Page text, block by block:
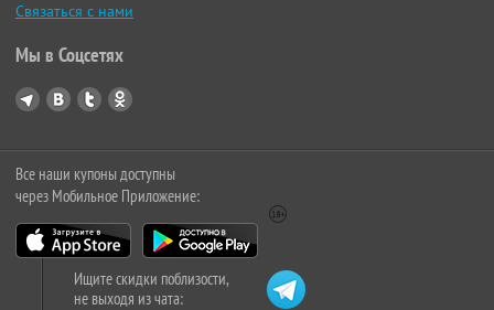
Связаться с нами
Мы в Соцсетях
Все наши купоны доступны
через Мобильное Приложение:
Ищите скидки поблизости,
не выходя из чата: